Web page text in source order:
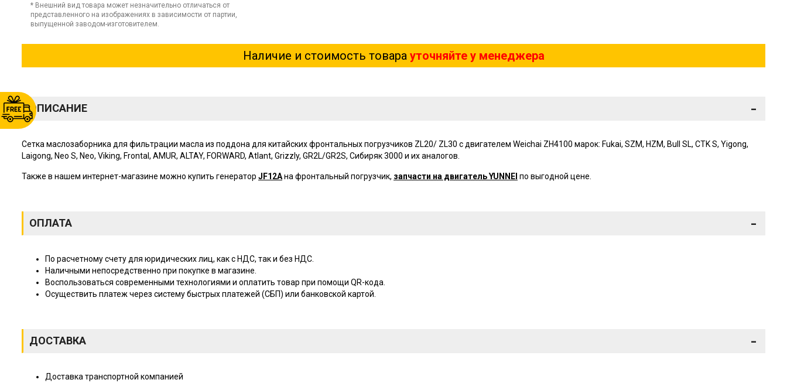
* Внешний вид товара может незначительно отличаться от
представленного на изображениях в зависимости от партии,
выпущенной заводом-изготовителем.
Наличие и стоимость товара уточняйте у менеджера
ОПИСАНИЕ -
Сетка маслозаборника для фильтрации масла из поддона для китайских фронтальных погрузчиков ZL20/ ZL30 с двигателем Weichai ZH4100 марок: Fukai, SZM, HZM, Bull SL, CTK S, Yigong,
Laigong, Neo S, Neo, Viking, Frontal, AMUR, ALTAY, FORWARD, Atlant, Grizzly, GR2L/GR2S, Сибиряк 3000 и их аналогов.
Также в нашем интернет-магазине можно купить генератор JF12Aна фронтальный погрузчик, запчасти на двигатель YUNNEI по выгодной цене.
ОПЛАТА -
По расчетному счету для юридических лиц, как с НДС, так и без НДС.
Наличными непосредственно при покупке в магазине.
Воспользоваться современными технологиями и оплатить товар при помощи QR-кода.
Осуществить платеж через систему быстрых платежей (СБП) или банковской картой.
ДОСТАВКА -
Доставка транспортной компанией